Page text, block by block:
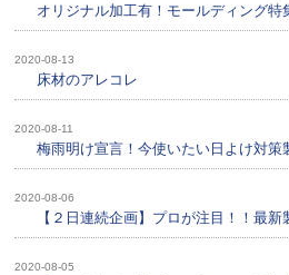
オリジナル加工有！モールディング特
2020-08-13
床材のアレコレ
2020-08-11
梅雨明け宣言！今使いたい日よけ対策
2020-08-06
【２日連続企画】プロが注目！！最
2020-08-05